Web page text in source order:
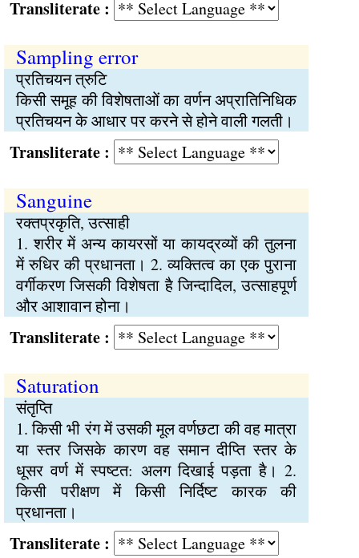
:
Sampling error
प्रतिचयन त्रुटि
किसी समूह की विशेषताओं का वर्णन अप्रातिनिधिक
प्रतिचयन के आधार पर करने से होने वाली गलती।
:
Sanguine
रक्‍तप्रकृति, उत्साही
1. शरीर में अन्य कायरसों या कायद्रव्यों की तुलना
में रुधिर की प्रधानता। 2. व्यक्‍तित्व का एक पुराना
वर्गीकरण जिसकी विशेषता है जिन्दादिल, उत्साहपूर्ण
और आशावान होना।
:
Saturation
संतृप्ति
1. किसी भी रंग में उसकी मूल वर्णछटा की वह मात्रा
या स्तर जिसके कारण वह समान दीप्ति स्तर के
धूसर वर्ण में स्पष्‍टत: अलग दिखाई पड़ता है। 2.
किसी परीक्षण में किसी निर्दिष्‍ट कारक की
प्रधानता।
: